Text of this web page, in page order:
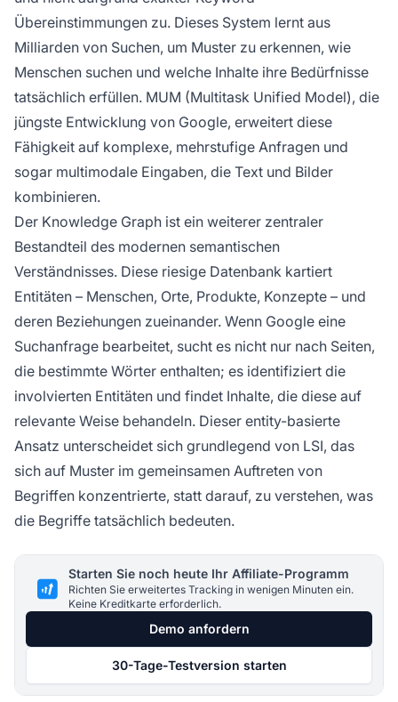
Übereinstimmungen zu. Dieses System lernt aus
Milliarden von Suchen, um Muster zu erkennen, wie
Menschen suchen und welche Inhalte ihre Bedürfnisse
tatsächlich erfüllen. MUM (Multitask Unified Model), die
jüngste Entwicklung von Google, erweitert diese
Fähigkeit auf komplexe, mehrstufige Anfragen und
sogar multimodale Eingaben, die Text und Bilder
kombinieren.
Der Knowledge Graph ist ein weiterer zentraler
Bestandteil des modernen semantischen
Verständnisses. Diese riesige Datenbank kartiert
Entitäten – Menschen, Orte, Produkte, Konzepte – und
deren Beziehungen zueinander. Wenn Google eine
Suchanfrage bearbeitet, sucht es nicht nur nach Seiten,
die bestimmte Wörter enthalten; es identifiziert die
involvierten Entitäten und findet Inhalte, die diese auf
relevante Weise behandeln. Dieser entity-basierte
Ansatz unterscheidet sich grundlegend von LSI, das
sich auf Muster im gemeinsamen Auftreten von
Begriffen konzentrierte, statt darauf, zu verstehen, was
die Begriffe tatsächlich bedeuten.
Starten Sie noch heute Ihr Affiliate-Programm
Richten Sie erweitertes Tracking in wenigen Minuten ein.
Keine Kreditkarte erforderlich.
Demo anfordern
30-Tage-Testversion starten